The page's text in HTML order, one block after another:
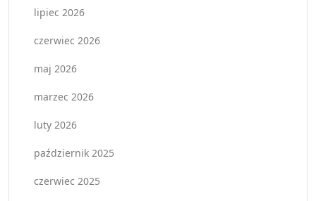
lipiec 2026
czerwiec 2026
maj 2026
marzec 2026
luty 2026
październik 2025
czerwiec 2025